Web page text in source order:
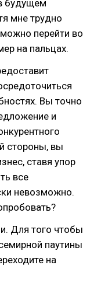
будущем
мне трудно
перейти во
на пальцах.
Вы точно
и
стороны, вы
ставя упор
все
невозможно.
Для того чтобы
паутины
на